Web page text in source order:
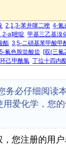
2,1,3-苯并噻二唑 4-氮
a]嘧啶 甲基三乙基溴
酯 3,5-二硝基苯甲酸甲
5-氟色胺盐酸盐 [双(三氟
环己甲酰氯 丁位十四内
务必仔细阅读
爱化学，您
您注册的用